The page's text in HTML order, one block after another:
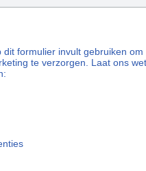
formulier invult gebruiken
te verzorgen. Laat ons